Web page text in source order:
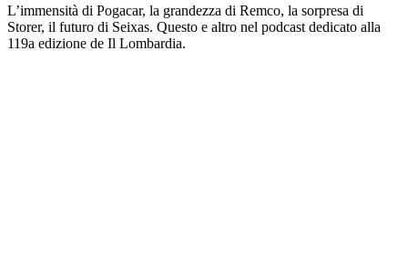
L’immensità di Pogacar, la grandezza di Remco, la sorpresa di
Storer, il futuro di Seixas. Questo e altro nel podcast dedicato alla
119a edizione de Il Lombardia.